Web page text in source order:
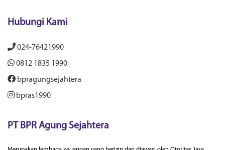
Hubungi Kami
024-76421990
0812 1835 1990
bpragungsejahtera
bpras1990
PT BPR Agung Sejahtera